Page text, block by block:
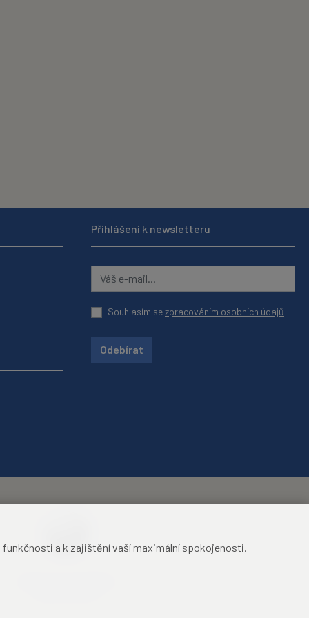
Přihlášení k newsletteru
Souhlasím sezpracováním osobních údajů
Odebírat
funkčnosti a k zajištění vaší maximální spokojenosti.